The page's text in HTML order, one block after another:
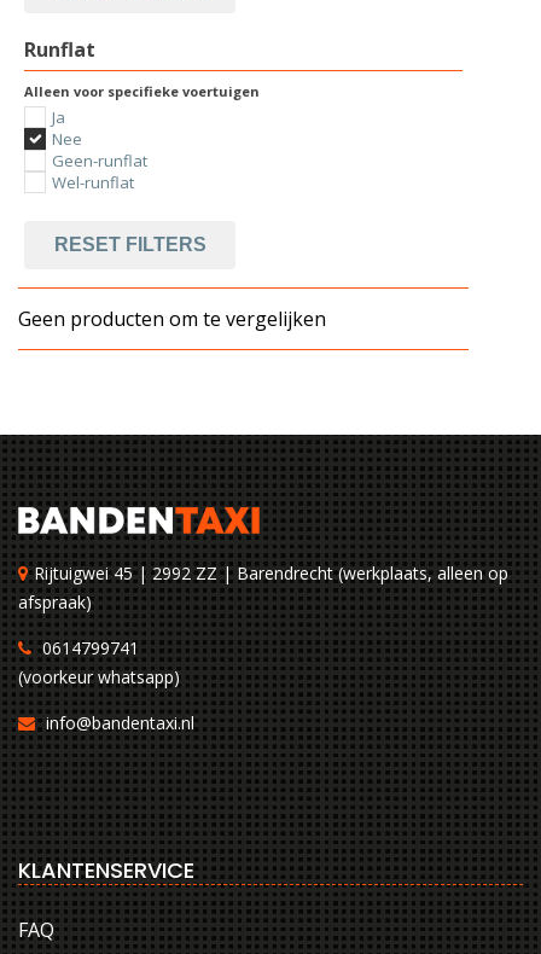
Runflat
Alleen voor specifieke voertuigen
Ja
Nee
Geen-runflat
Wel-runflat
RESET FILTERS
Geen producten om te vergelijken
Rijtuigwei 45 | 2992 ZZ | Barendrecht (werkplaats, alleen op
afspraak)
0614799741
(voorkeur whatsapp)
info@bandentaxi.nl
KLANTENSERVICE
FAQ